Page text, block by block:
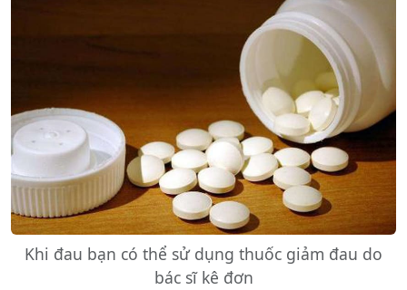
Khi đau bạn có thể sử dụng thuốc giảm đau do
bác sĩ kê đơn